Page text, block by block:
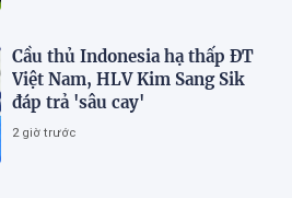
Cầu thủ Indonesia hạ thấp ĐT
Việt Nam, HLV Kim Sang Sik
đáp trả 'sâu cay'
2 giờ trước